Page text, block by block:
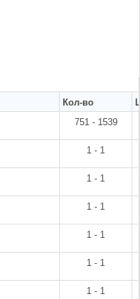
Кол-во
751 - 1539
1 - 1
1 - 1
1 - 1
1 - 1
1 - 1
1 - 1